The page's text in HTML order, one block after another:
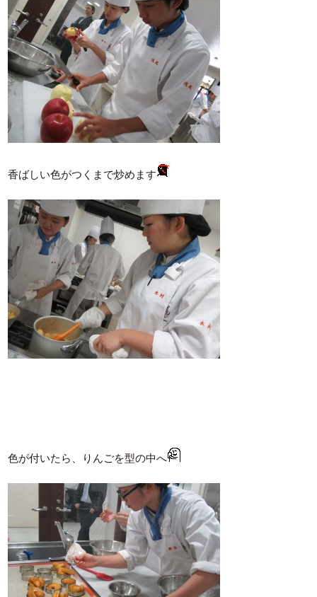
香ばしい色がつくまで炒めます
色が付いたら、りんごを型の中へ